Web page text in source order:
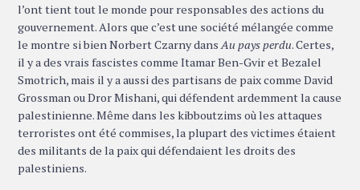
l’ont tient tout le monde pour responsables des actions du
gouvernement. Alors que c’est une société mélangée comme
le montre si bien Norbert Czarny dansAu pays perdu. Certes,
il y a des vrais fascistes comme Itamar Ben-Gvir et Bezalel
Smotrich, mais il y a aussi des partisans de paix comme David
Grossman ou Dror Mishani, qui défendent ardemment la cause
palestinienne. Même dans les kibboutzims où les attaques
terroristes ont été commises, la plupart des victimes étaient
des militants de la paix qui défendaient les droits des
palestiniens.